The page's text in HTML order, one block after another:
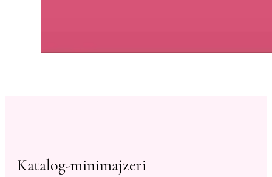
Katalog-minimajzeri